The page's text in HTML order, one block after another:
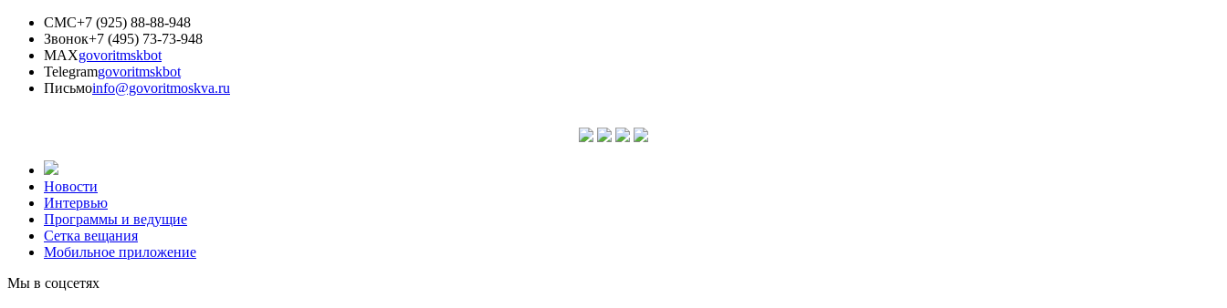
СМС+7 (925) 88-88-948
Звонок+7 (495) 73-73-948
MAXgovoritmskbot
Telegramgovoritmskbot
Письмоinfo@govoritmoskva.ru
Новости
Интервью
Программы и ведущие
Сетка вещания
Мобильное приложение
Мы в соцсетях